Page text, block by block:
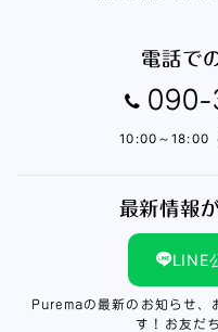
電話で
090-
10:00～18:00
最新情報
LINE
Puremaの最新のお知らせ、
す！お友だ